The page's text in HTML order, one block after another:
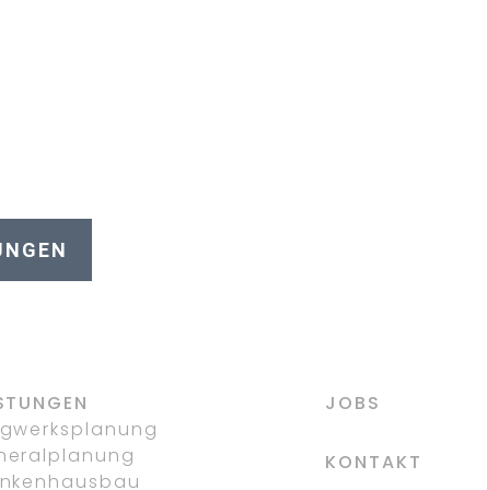
JOBS
KONTAKT